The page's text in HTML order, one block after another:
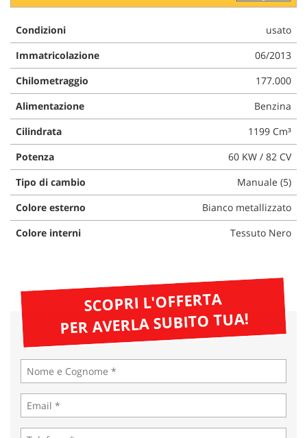
Condizioni
usato
Immatricolazione
06/2013
Chilometraggio
177.000
Alimentazione
Benzina
Cilindrata
1199 Cm³
Potenza
60 KW / 82 CV
Tipo di cambio
Manuale (5)
Colore esterno
Bianco metallizzato
Colore interni
Tessuto Nero
SCOPRI L'OFFERTA
PER AVERLA SUBITO TUA!
strumenti
di
tracciamento
si
rimanda
alla
cookie
policy.
Puoi
e
modificare
le
tue
scelte
in
Cookie necessari
Cookie delle preferenze